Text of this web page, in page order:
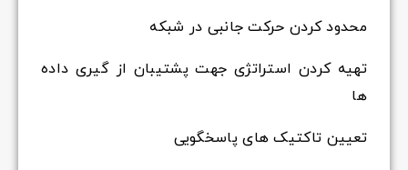
محدود کردن حرکت جانبی در شبکه
تهیه کردن استراتژی جهت پشتیبان از گیری داده
ها
تعیین تاکتیک های پاسخگویی